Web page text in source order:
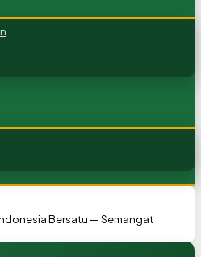
Bersatu — Semangat